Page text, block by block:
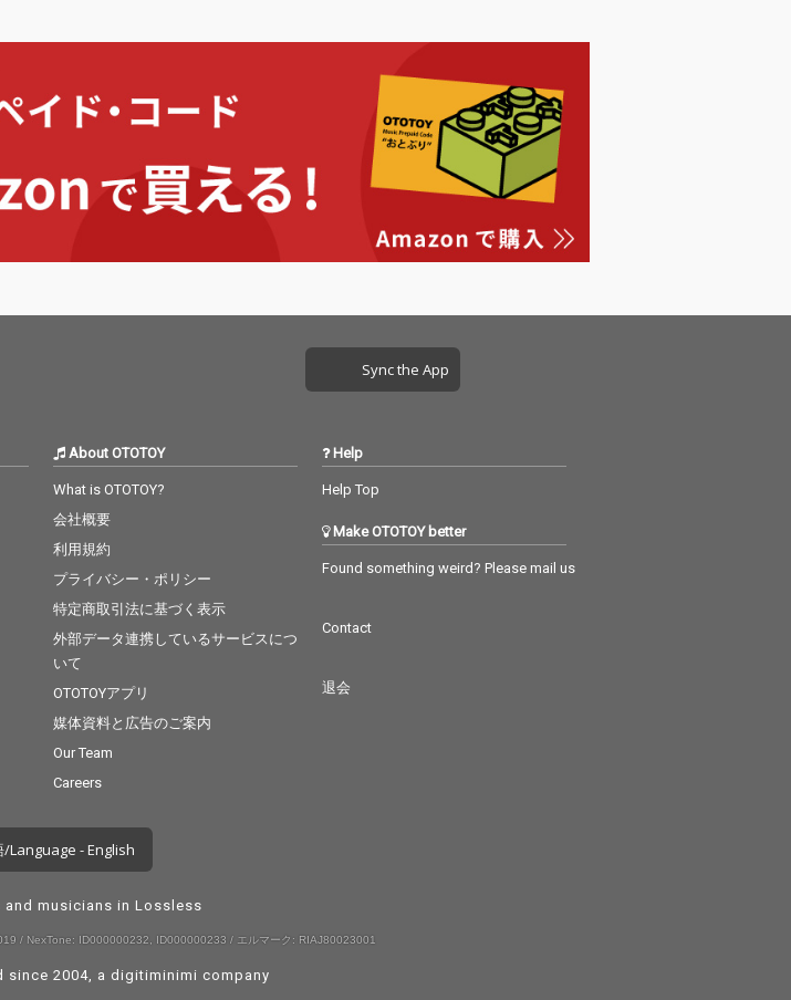
Sync the App
About OTOTOY
What is OTOTOY?
会社概要
利用規約
プライバシー・ポリシー
特定商取引法に基づく表示
外部データ連携しているサービスにつ
いて
OTOTOYアプリ
媒体資料と広告のご案内
Our Team
Careers
Help
Help Top
Make OTOTOY better
Found something weird? Please mail us
Contact
退会
Language - English
and musicians in Lossless
/ NexTone: ID000000232, ID000000233 / エルマーク: RIAJ80023001
since 2004, a digitiminimi company